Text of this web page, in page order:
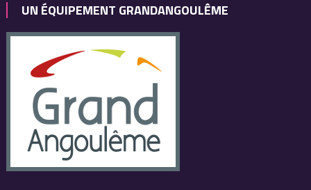
UN ÉQUIPEMENT GRANDANGOULÊME